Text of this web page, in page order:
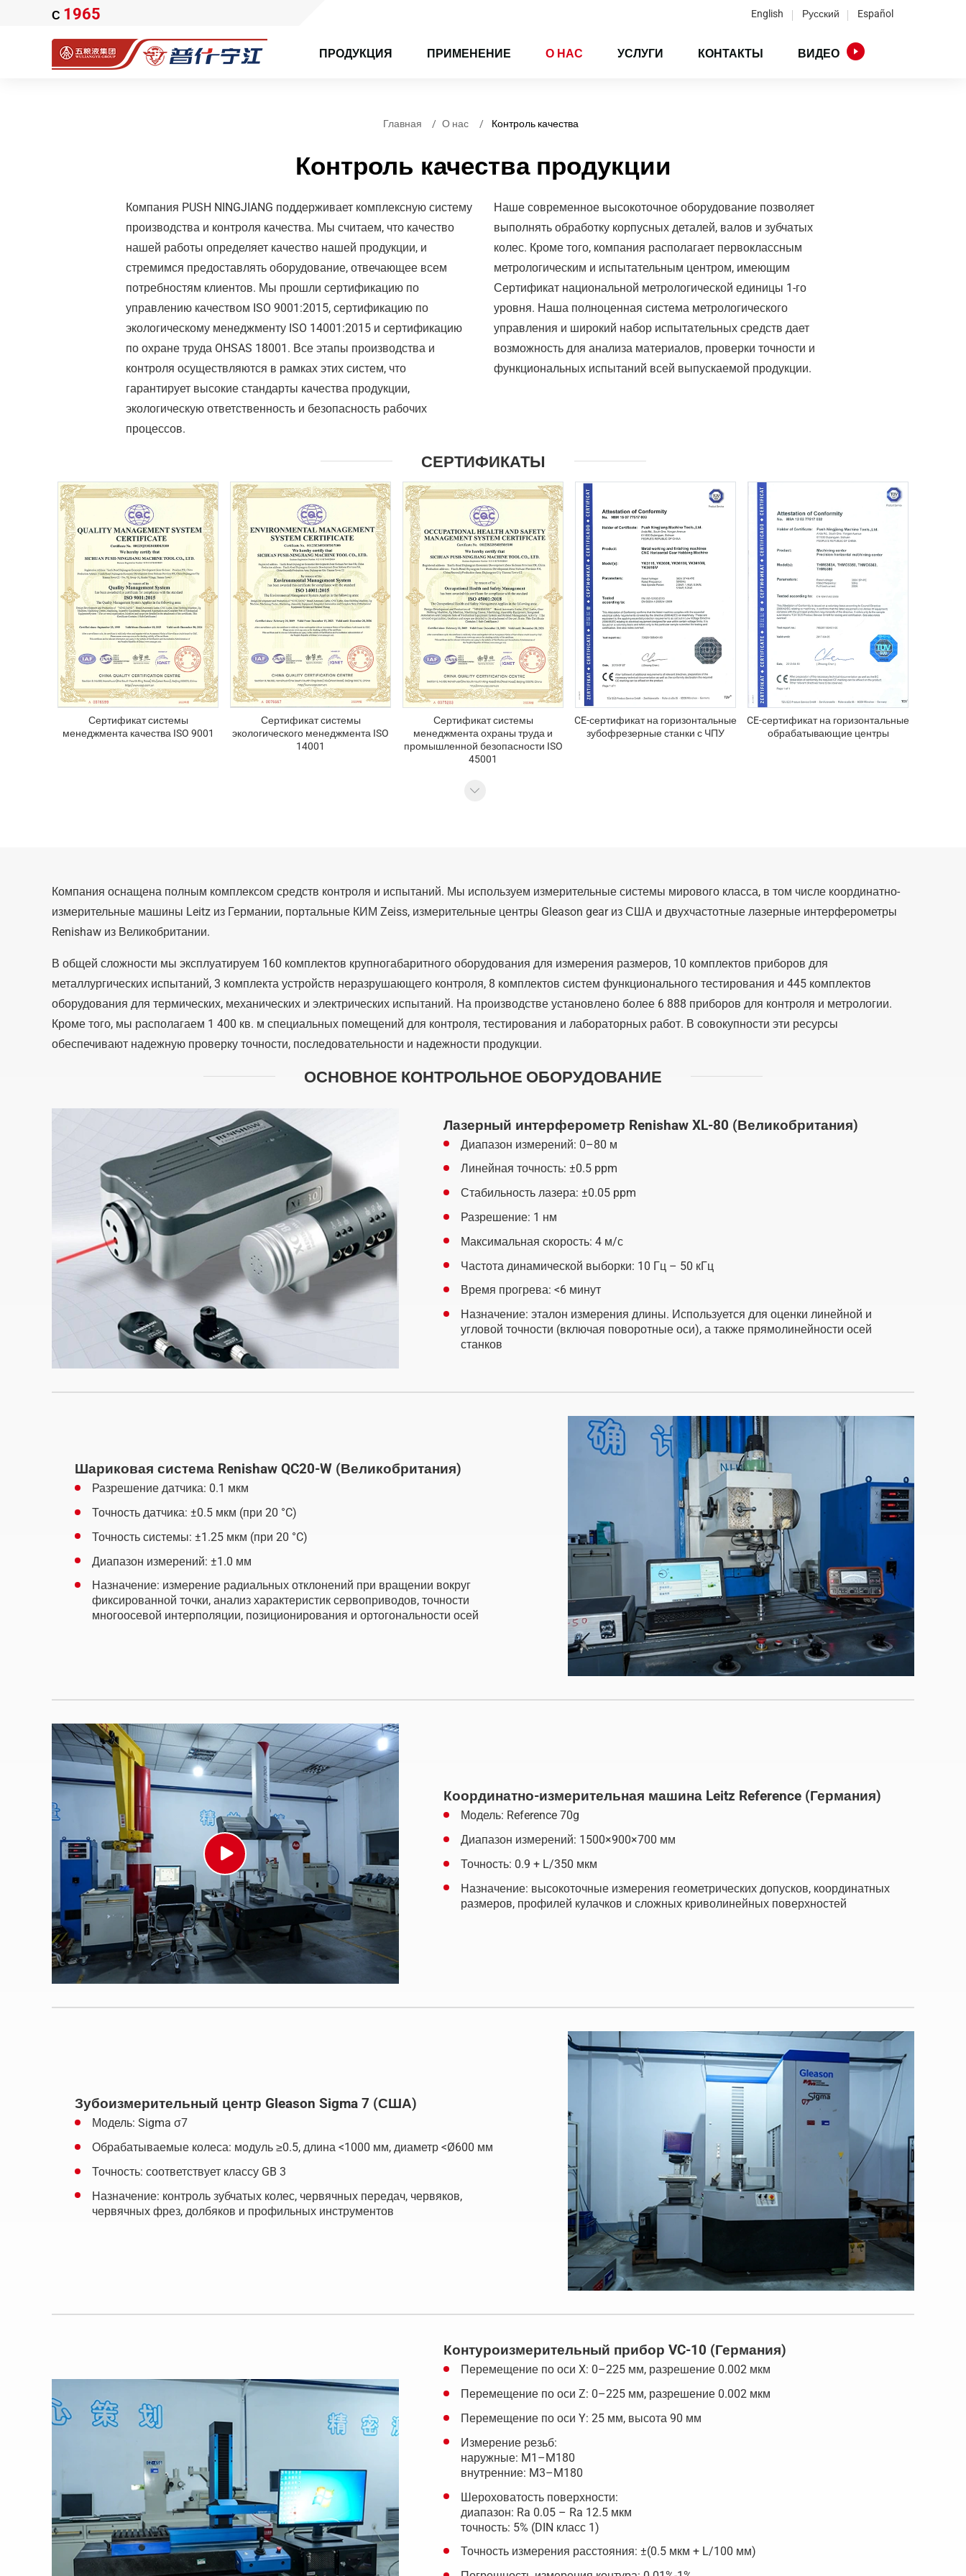
С 1965 English Русский Español
ПРОДУКЦИЯ ПРИМЕНЕНИЕ О НАС УСЛУГИ КОНТАКТЫ ВИДЕО
Главная О нас Контроль качества
Контроль качества продукции
Компания PUSH NINGJIANG поддерживает комплексную систему
производства и контроля качества. Мы считаем, что качество
нашей работы определяет качество нашей продукции, и
стремимся предоставлять оборудование, отвечающее всем
потребностям клиентов. Мы прошли сертификацию по
управлению качеством ISO 9001:2015, сертификацию по
экологическому менеджменту ISO 14001:2015 и сертификацию
по охране труда OHSAS 18001. Все этапы производства и
контроля осуществляются в рамках этих систем, что
гарантирует высокие стандарты качества продукции,
экологическую ответственность и безопасность рабочих
процессов.
Наше современное высокоточное оборудование позволяет
выполнять обработку корпусных деталей, валов и зубчатых
колес. Кроме того, компания располагает первоклассным
метрологическим и испытательным центром, имеющим
Сертификат национальной метрологической единицы 1-го
уровня. Наша полноценная система метрологического
управления и широкий набор испытательных средств дает
возможность для анализа материалов, проверки точности и
функциональных испытаний всей выпускаемой продукции.
СЕРТИФИКАТЫ
Сертификат системы
менеджмента качества ISO 9001
Сертификат системы
экологического менеджмента ISO
14001
Сертификат системы
менеджмента охраны труда и
промышленной безопасности ISO
45001
CE-сертификат на горизонтальные
зубофрезерные станки с ЧПУ
CE-сертификат на горизонтальные
обрабатывающие центры
Сертификат высокотехнологичного
Компания оснащена полным комплексом средств контроля и испытаний. Мы используем измерительные системы мирового класса, в том числе координатно-
измерительные машины Leitz из Германии, портальные КИМ Zeiss, измерительные центры Gleason gear из США и двухчастотные лазерные интерферометры
Renishaw из Великобритании.
В общей сложности мы эксплуатируем 160 комплектов крупногабаритного оборудования для измерения размеров, 10 комплектов приборов для
металлургических испытаний, 3 комплекта устройств неразрушающего контроля, 8 комплектов систем функционального тестирования и 445 комплектов
оборудования для термических, механических и электрических испытаний. На производстве установлено более 6 888 приборов для контроля и метрологии.
Кроме того, мы располагаем 1 400 кв. м специальных помещений для контроля, тестирования и лабораторных работ. В совокупности эти ресурсы
обеспечивают надежную проверку точности, последовательности и надежности продукции.
ОСНОВНОЕ КОНТРОЛЬНОЕ ОБОРУДОВАНИЕ
Лазерный интерферометр Renishaw XL-80 (Великобритания)
Диапазон измерений: 0–80 м
Линейная точность: ±0.5 ppm
Стабильность лазера: ±0.05 ppm
Разрешение: 1 нм
Максимальная скорость: 4 м/с
Частота динамической выборки: 10 Гц – 50 кГц
Время прогрева: <6 минут
Назначение: эталон измерения длины. Используется для оценки линейной и
угловой точности (включая поворотные оси), а также прямолинейности осей
станков
Шариковая система Renishaw QC20-W (Великобритания)
Разрешение датчика: 0.1 мкм
Точность датчика: ±0.5 мкм (при 20 °C)
Точность системы: ±1.25 мкм (при 20 °C)
Диапазон измерений: ±1.0 мм
Назначение: измерение радиальных отклонений при вращении вокруг
фиксированной точки, анализ характеристик сервоприводов, точности
многоосевой интерполяции, позиционирования и ортогональности осей
Координатно-измерительная машина Leitz Reference (Германия)
Модель: Reference 70g
Диапазон измерений: 1500×900×700 мм
Точность: 0.9 + L/350 мкм
Назначение: высокоточные измерения геометрических допусков, координатных
размеров, профилей кулачков и сложных криволинейных поверхностей
Зубоизмерительный центр Gleason Sigma 7 (США)
Модель: Sigma σ7
Обрабатываемые колеса: модуль ≥0.5, длина <1000 мм, диаметр <Ø600 мм
Точность: соответствует классу GB 3
Назначение: контроль зубчатых колес, червячных передач, червяков,
червячных фрез, долбяков и профильных инструментов
Контуроизмерительный прибор VC-10 (Германия)
Перемещение по оси X: 0–225 мм, разрешение 0.002 мкм
Перемещение по оси Z: 0–225 мм, разрешение 0.002 мкм
Перемещение по оси Y: 25 мм, высота 90 мм
Измерение резьб:
наружные: M1–M180
внутренние: M3–M180
Шероховатость поверхности:
диапазон: Ra 0.05 – Ra 12.5 мкм
точность: 5% (DIN класс 1)
Точность измерения расстояния: ±(0.5 мкм + L/100 мм)